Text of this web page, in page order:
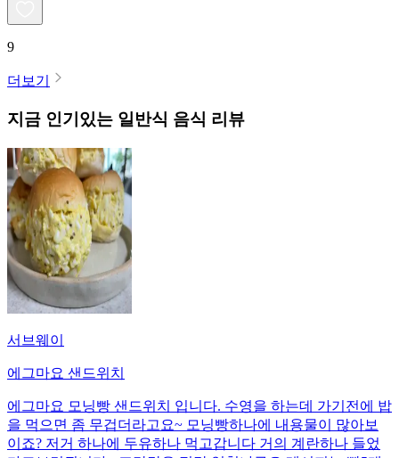
9
더보기
지금 인기있는 일반식 음식 리뷰
서브웨이
에그마요 샌드위치
에그마요 모닝빵 샌드위치 입니다. 수영을 하는데 가기전에 밥
을 먹으면 좀 무겁더라고요~ 모닝빵하나에 내용물이 많아보
이죠? 저거 하나에 두유하나 먹고갑니다 거의 계란하나 들었